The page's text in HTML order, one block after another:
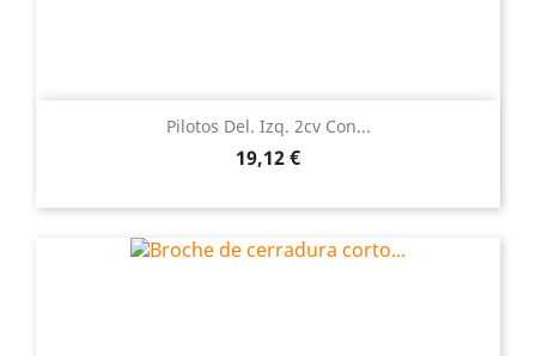
Pilotos Del. Izq. 2cv Con...
Precio
19,12 €